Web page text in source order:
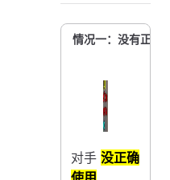
情况一：没有正确
对手 没正确